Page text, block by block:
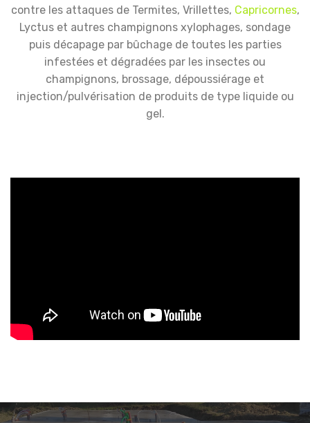
contre les attaques de Termites, Vrillettes, Capricornes,
Lyctus et autres champignons xylophages, sondage
puis décapage par bûchage de toutes les parties
infestées et dégradées par les insectes ou
champignons, brossage, dépoussiérage et
injection/pulvérisation de produits de type liquide ou
gel.